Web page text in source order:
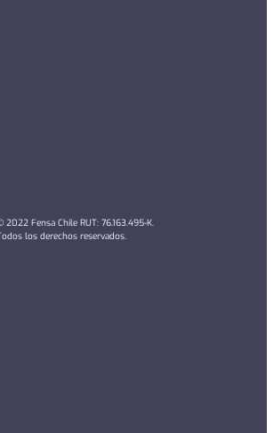
2022 Fensa Chile RUT: 76.163.495-K.
los derechos reservados.